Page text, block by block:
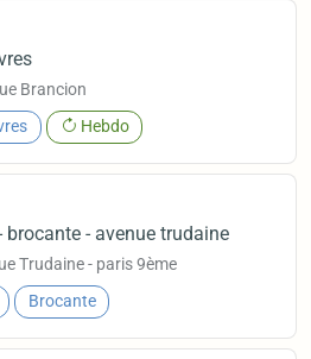
Brancion
Hebdo
brocante - avenue trudaine
Trudaine - paris 9ème
Brocante